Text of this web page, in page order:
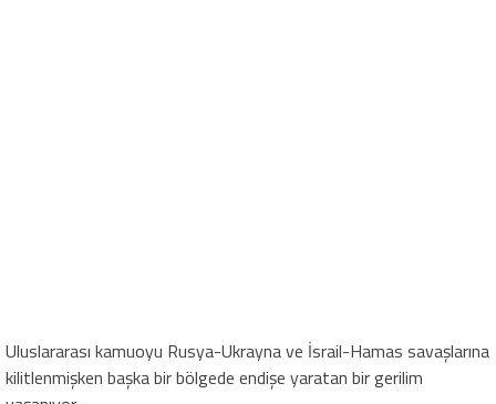
Uluslararası kamuoyu Rusya-Ukrayna ve İsrail-Hamas savaşlarına
kilitlenmişken başka bir bölgede endişe yaratan bir gerilim